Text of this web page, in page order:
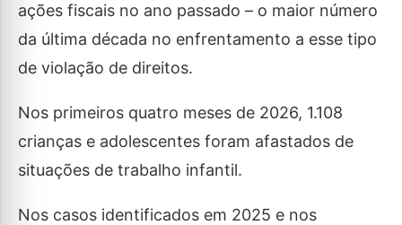
ações fiscais no ano passado – o maior número
da última década no enfrentamento a esse tipo
de violação de direitos.
Nos primeiros quatro meses de 2026, 1.108
crianças e adolescentes foram afastados de
situações de trabalho infantil.
Nos casos identificados em 2025 e nos